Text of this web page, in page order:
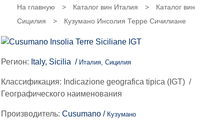
На главную > Каталог вин Италия >
Каталог вин
Сицилия
> Кузумано Инсолия Терре Сичилиане
Регион: Italy, Sicilia / Италия, Сицилия
Классификация: Indicazione geografica tipica (IGT) /
Географического наименования
Производитель: Cusumano / Кузумано